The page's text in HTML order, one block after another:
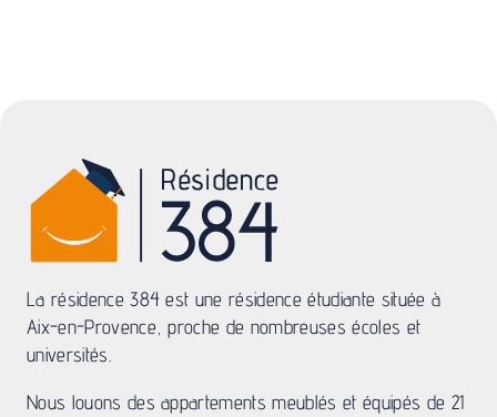
La résidence 384 est une résidence étudiante située à
Aix-en-Provence, proche de nombreuses écoles et
universités.
Nous louons des appartements meublés et équipés de 21